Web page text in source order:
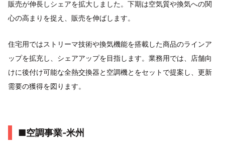
販売が伸長しシェアを拡大しました。下期は空気質や換気への関
心の高まりを捉え、販売を伸ばします。
住宅用ではストリーマ技術や換気機能を搭載した商品のラインア
ップを拡充し、シェアアップを目指します。業務用では、店舗向
けに後付け可能な全熱交換器と空調機とをセットで提案し、更新
需要の獲得を図ります。
■空調事業‐米州